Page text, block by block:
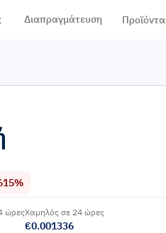
Διαπραγμάτευση Προϊόντα
ώρεςΧαμηλός σε 24 ώρες
€0.001336